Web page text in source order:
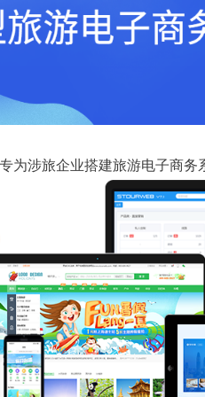
为涉旅企业搭建旅游电子商务